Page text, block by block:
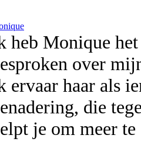
heb Monique
over
ervaar haar als
die
je om meer